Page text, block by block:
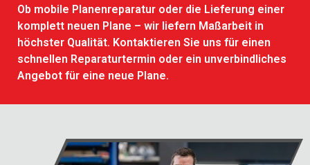
Ob mobile Planenreparatur oder die Lieferung einer
komplett neuen Plane – wir liefern Maßarbeit in
höchster Qualität. Kontaktieren Sie uns für einen
schnellen Reparaturtermin oder ein unverbindliches
Angebot für eine neue Plane.